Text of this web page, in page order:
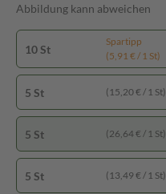
Abbildung kann abweichen
10 St
Spartipp
(5,91 € / 1 St)
5 St (15,20 € / 1 St)
5 St (26,64 € / 1 St)
5 St (13,49 € / 1 St)